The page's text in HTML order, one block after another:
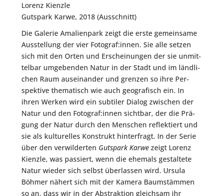
Die Gale­rie Ama­li­en­park zeigt die ers­te gemein­sa­me
Aus­stel­lung der vier Fotograf:innen. Sie alle set­zen
sich mit den Orten und Erschei­nun­gen der sie unmit­
tel­bar umge­ben­den Natur in der Stadt und im länd­li­
chen Raum aus­ein­an­der und gren­zen so ihre Per­
spek­ti­ve the­ma­tisch wie auch geo­gra­fisch ein. In
ihren Wer­ken wird ein sub­ti­ler Dia­log zwi­schen der
Natur und den Fotograf:innen sicht­bar, der die Prä­
gung der Natur durch den Men­schen reflek­tiert und
sie als kul­tu­rel­les Kon­strukt hin­ter­fragt. In der Serie
über den ver­wil­der­ten Guts­park Kar­wezeigt Lorenz
Kienz­le, was pas­siert, wenn die ehe­mals gestal­te­te
Natur wie­der sich selbst über­las­sen wird. Ursu­la
Böh­mer nähert sich mit der Kame­ra Baum­stäm­men
so an, dass wir in der Abs­trak­ti­on gleich­sam ihr
Lorenz Kienz­le
Guts­park Kar­we, 2018 (Aus­schnitt)